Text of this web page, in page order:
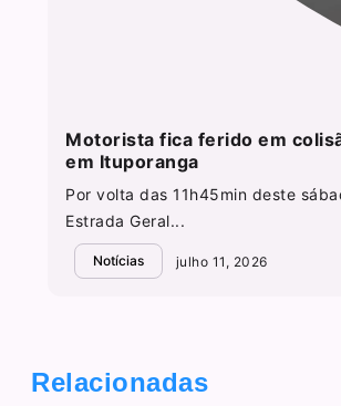
Motorista fica ferido em
em Ituporanga
Por volta das 11h45min deste
Estrada Geral...
Notícias julho 11, 2026
Relacionadas